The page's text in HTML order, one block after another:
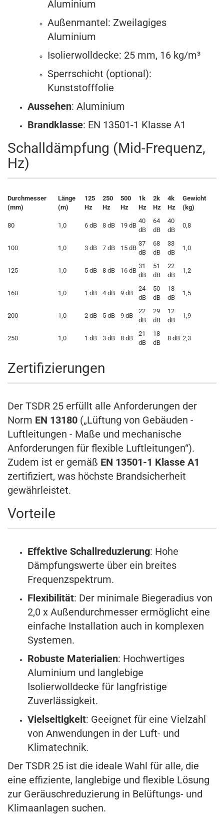
Aluminium
Außenmantel: Zweilagiges
Aluminium
Isolierwolldecke: 25 mm, 16 kg/m³
Sperrschicht (optional):
Kunststofffolie
Aussehen: Aluminium
Brandklasse: EN 13501-1 Klasse A1
Schalldämpfung (Mid-Frequenz,
Hz)
Durchmesser
(mm)
Länge
(m)
125
Hz
250
Hz
500
Hz
1k
Hz
2k
Hz
4k
Hz
Gewicht
(kg)
80 1,0 6 dB 8 dB 19 dB
40
dB
64
dB
40
dB
0,8
100 1,0 3 dB 7 dB 15 dB
37
dB
68
dB
33
dB
1,0
125 1,0 5 dB 8 dB 16 dB
31
dB
51
dB
22
dB
1,2
160 1,0 1 dB 4 dB 9 dB
24
dB
50
dB
18
dB
1,5
200 1,0 2 dB 5 dB 9 dB
22
dB
29
dB
12
dB
1,9
250 1,0 1 dB 3 dB 8 dB
21
dB
18
dB
8 dB 2,3
Zertifizierungen
Der TSDR 25 erfüllt alle Anforderungen der
Norm EN 13180 („Lüftung von Gebäuden -
Luftleitungen - Maße und mechanische
Anforderungen für flexible Luftleitungen“).
Zudem ist er gemäß EN 13501-1 Klasse A1
zertifiziert, was höchste Brandsicherheit
gewährleistet.
Vorteile
Effektive Schallreduzierung: Hohe
Dämpfungswerte über ein breites
Frequenzspektrum.
Flexibilität: Der minimale Biegeradius von
2,0 x Außendurchmesser ermöglicht eine
einfache Installation auch in komplexen
Systemen.
Robuste Materialien: Hochwertiges
Aluminium und langlebige
Isolierwolldecke für langfristige
Zuverlässigkeit.
Vielseitigkeit: Geeignet für eine Vielzahl
von Anwendungen in der Luft- und
Klimatechnik.
Der TSDR 25 ist die ideale Wahl für alle, die
eine effiziente, langlebige und flexible Lösung
zur Geräuschreduzierung in Belüftungs- und
Klimaanlagen suchen.